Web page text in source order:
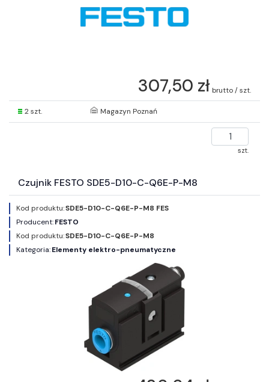
307,50 zł brutto / szt.
2 szt. Magazyn Poznań
szt.
Czujnik FESTO SDE5-D10-C-Q6E-P-M8
Kod produktu:SDE5-D10-C-Q6E-P-M8 FES
Producent:FESTO
Kod produktu:SDE5-D10-C-Q6E-P-M8
Kategoria:Elementy elektro-pneumatyczne